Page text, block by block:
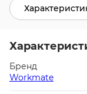
Бренд
Workmate